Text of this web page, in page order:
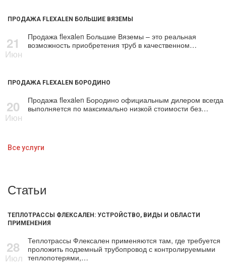
ПРОДАЖА FLEXALEN БОЛЬШИЕ ВЯЗЕМЫ
21
Июн
Продажа flехalеn Большие Вяземы – это реальная
возможность приобретения тpуб в качественном…
ПРОДАЖА FLEXALEN БОРОДИНО
20
Июн
Продажа flехalеn Бородино официальным дилером всегда
выполняется по максимально низкой стоимости без…
Все услуги
Статьи
ТЕПЛОТРАССЫ ФЛЕКСАЛЕН: УСТРОЙСТВО, ВИДЫ И ОБЛАСТИ
ПРИМЕНЕНИЯ
28
Июл
Теплотрассы Флексален применяются там, где требуется
проложить подземный трубопровод с контролируемыми
теплопотерями,…